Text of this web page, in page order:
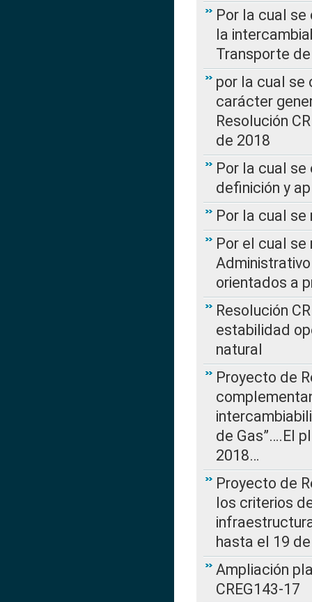
Por la cual
la
Transporte
por la cual se
carácter
Resolución
de 2018
Por la cual
definición y
Por la cual
Por el cual
orientados a
Resolución
estabilidad
natural
Proyecto de
de Gas”….El
2018…
Proyecto de
los criterios
hasta el 19
Ampliación
CREG143-17